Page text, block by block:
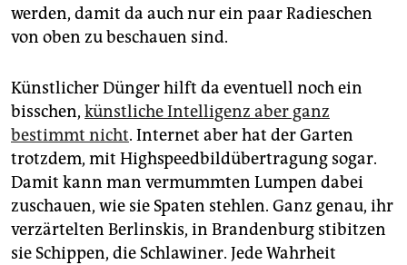
werden, damit da auch nur ein paar Radieschen
von oben zu beschauen sind.
Künstlicher Dünger hilft da eventuell noch ein
bisschen, künstliche Intelligenz aber ganz
bestimmt nicht. Internet aber hat der Garten
trotzdem, mit Highspeed­bildübertragung sogar.
Damit kann man vermummten Lumpen dabei
zuschauen, wie sie Spaten stehlen. Ganz genau, ihr
verzärtelten Berlinskis, in Brandenburg stibitzen
sie Schippen, die Schlawiner. Jede Wahrheit